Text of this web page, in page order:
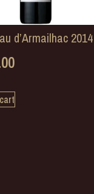
d’Armailhac 2014